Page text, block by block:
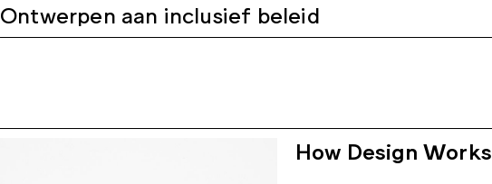
Ontwerpen aan inclusief beleid
How Design Works